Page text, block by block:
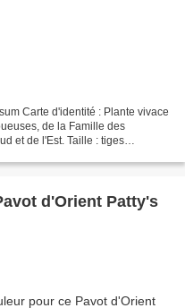
Carte d'identité : Plante vivace
de la Famille des
et de l'Est. Taille : tiges
d'Orient Patty's